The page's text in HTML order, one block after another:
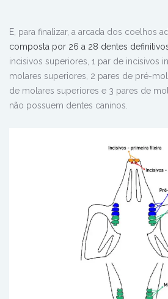
E, para finalizar, a arcada dos coelhos
composta por 26 a 28 dentes
incisivos superiores, 1 par de incisivos
molares superiores, 2 pares de pré-
de molares superiores e 3 pares de
não possuem dentes caninos.